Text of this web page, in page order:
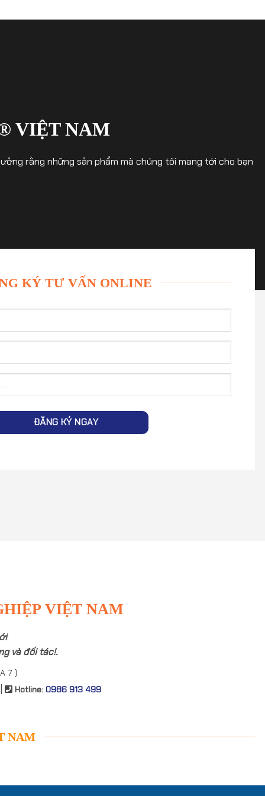
VIỆT NAM
rằng những sản phẩm mà chúng tôi mang tới cho bạn
KÝ TƯ VẤN ONLINE
VIỆT NAM
và đối tác!.
7 )
Hotline: 0986 913 499
NAM